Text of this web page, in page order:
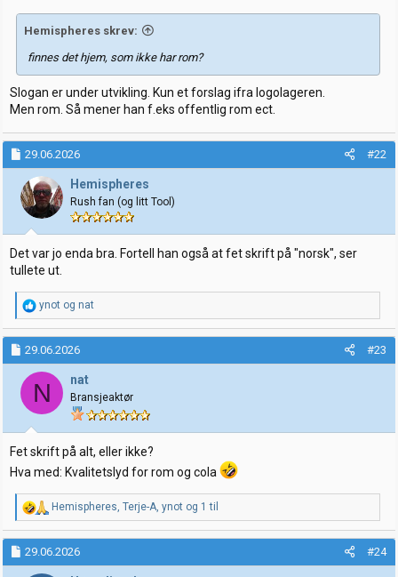
Hemispheres skrev:
finnes det hjem, som ikke har rom?
Slogan er under utvikling. Kun et forslag ifra logolageren.
Men rom. Så mener han f.eks offentlig rom ect.
29.06.2026 #22
Hemispheres
Rush fan (og litt Tool)
Det var jo enda bra. Fortell han også at fet skrift på "norsk", ser
tullete ut.
R
e
a
k
s
j
o
e
r
:
ynot og nat
29.06.2026 #23
N nat
Bransjeaktør
Fet skrift på alt, eller ikke?
Hva med: Kvalitetslyd for rom og cola
R
e
a
k
Hemispheres Terje-A ynot og 1 til
29.06.2026 #24